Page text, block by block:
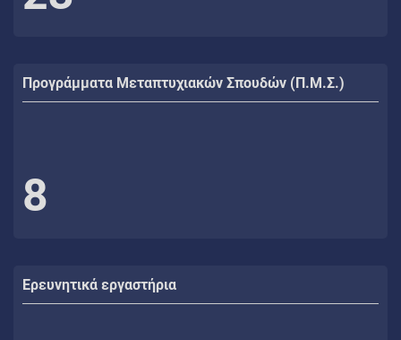
Προγράμματα Μεταπτυχιακών Σπουδών (Π.Μ.Σ.)
8
Ερευνητικά εργαστήρια